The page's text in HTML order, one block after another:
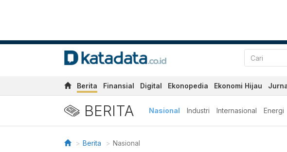
Berita Finansial Digital Ekonopedia Ekonomi Hijau
BERITA Nasional Industri Internasional Energi
Berita Nasional